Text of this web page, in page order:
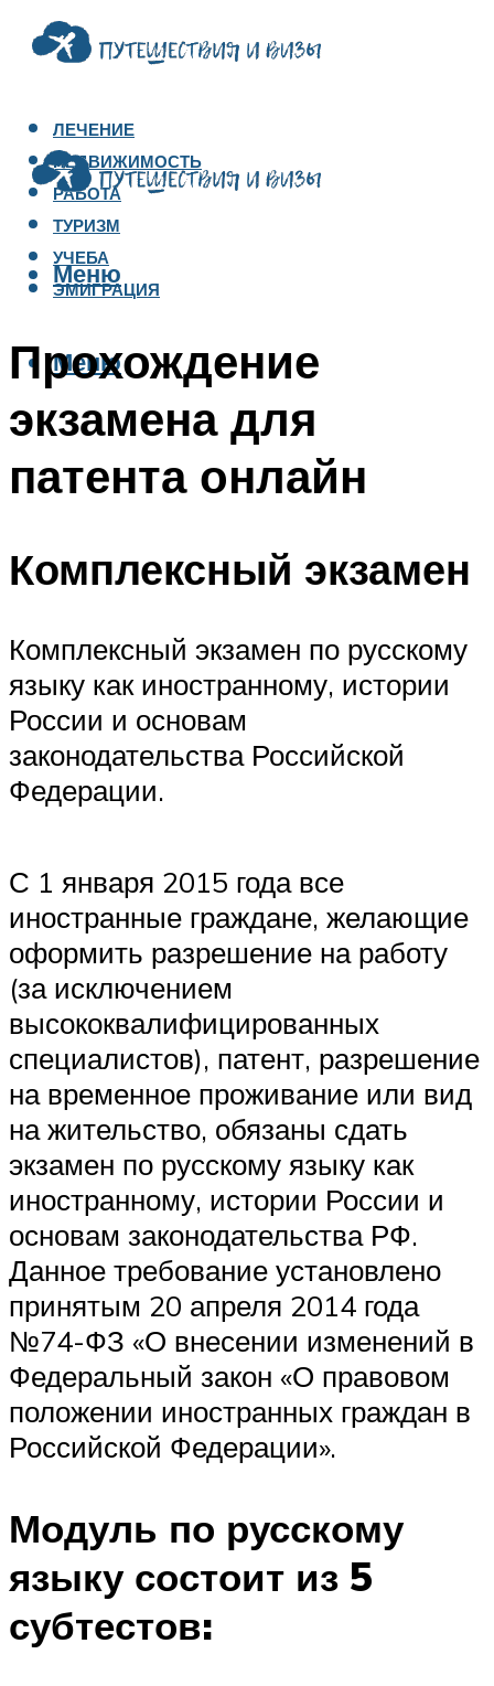
ЛЕЧЕНИЕ
НЕДВИЖИМОСТЬ
РАБОТА
ТУРИЗМ
УЧЕБА
ЭМИГРАЦИЯ
Меню
Меню
Прохождение
экзамена для
патента онлайн
Комплексный экзамен
Комплексный экзамен по русскому
языку как иностранному, истории
России и основам
законодательства Российской
Федерации.
С 1 января 2015 года все
иностранные граждане, желающие
оформить разрешение на работу
(за исключением
высококвалифицированных
специалистов), патент, разрешение
на временное проживание или вид
на жительство, обязаны сдать
экзамен по русскому языку как
иностранному, истории России и
основам законодательства РФ.
Данное требование установлено
принятым 20 апреля 2014 года
№74-ФЗ «О внесении изменений в
Федеральный закон «О правовом
положении иностранных граждан в
Российской Федерации».
Модуль по русскому
языку состоит из 5
субтестов: